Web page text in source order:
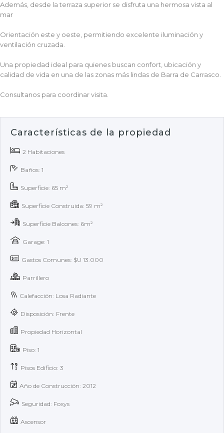
Además, desde la terraza superior se disfruta una hermosa vista al
mar
Orientación este y oeste, permitiendo excelente iluminación y
ventilación cruzada.
Una propiedad ideal para quienes buscan confort, ubicación y
calidad de vida en una de las zonas más lindas de Barra de Carrasco.
Consultanos para coordinar visita.
Características de la propiedad
2 Habitaciones
Baños: 1
Superficie: 65 m²
Superficie Construida: 59 m²
Superficie Balcones: 6m²
Garage: 1
Gastos Comunes: $U 13.000
Parrillero
Calefacción: Losa Radiante
Disposición: Frente
Propiedad Horizontal
Piso: 1
Pisos Edificio: 3
Año de Construcción: 2012
Seguridad: Foxys
Ascensor